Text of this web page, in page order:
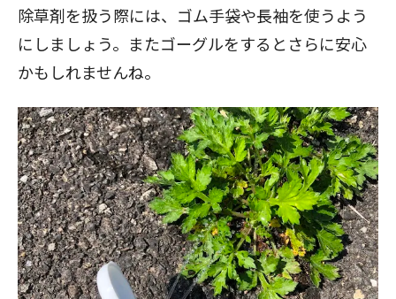
除草剤を扱う際には、ゴム手袋や長袖を使うよう
にしましょう。またゴーグルをするとさらに安心
かもしれませんね。